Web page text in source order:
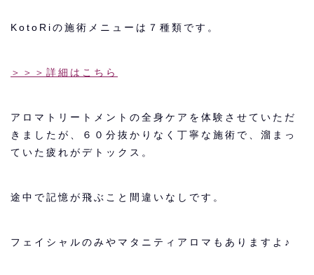
KotoRiの施術メニューは７種類です。
＞＞＞詳細はこちら
アロマトリートメントの全身ケアを体験させていただ
きましたが、６０分抜かりなく丁寧な施術で、溜まっ
ていた疲れがデトックス。
途中で記憶が飛ぶこと間違いなしです。
フェイシャルのみやマタニティアロマもありますよ♪